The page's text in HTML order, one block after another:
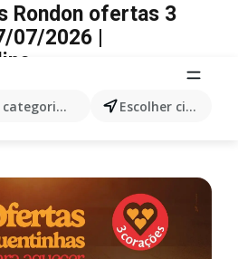
categorias,produtos... Escolher cidade
Rondon ofertas 3
07/2026 |